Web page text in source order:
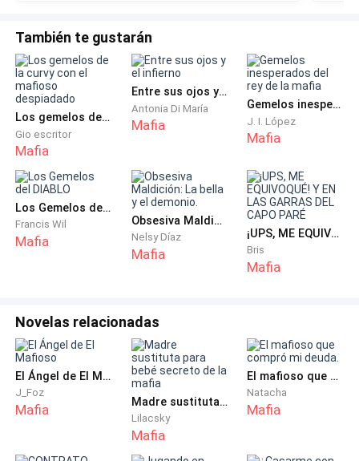
obscenamente grandes y tienes una figura
desproporcionada —comentó con desdén antes de
salir de mi habitación.
Haciendo caso omiso de sus palabras, elegí el vestido
blanco que menos llamara la atención de esos
acompañar a su jefe y señor. Ellos tenían la fama de
devorar con la mirada a cualquier cosa que se
moviera, y si bien yo no tenía un cuerpo escultural
como el de mi hermana, mis pechos eran algo notable
habitación—. No te favorece; te hace ver como una
novicia adicta a los postres.
—Pues no soy yo la que se va a comprometer —
contesté sonriendo.
También te gustarán
Los gemelos de la curvy con el mafioso despiadado
Gio escritor
Mafia
Entre sus ojos y el infierno
Antonia Di María
Mafia
Gemelos inesperados del rey de la mafia
J. I. López
Mafia
Los Gemelos del DIABLO
Francis Wil
Mafia
Obsesiva Maldición: La bella y el demonio.
Nelsy Díaz
Mafia
¡UPS, ME EQUIVOQUÉ! Y EN LAS GARRAS DEL CAPO PARÉ
Bris
Mafia
Novelas relacionadas
El Ángel de El Mafioso
J_Foz
Mafia Madre sustituta para bebé secreto de la mafia
Lilacsky
Mafia
El mafioso que compró mi deuda.
Natacha
Mafia